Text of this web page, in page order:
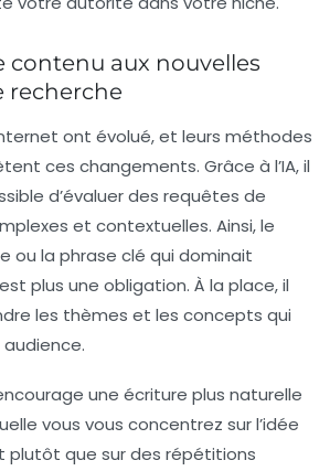
contenu aux nouvelles
recherche
ont évolué, et leurs méthodes
ces changements. Grâce à l’IA, il
d’évaluer des requêtes de
et contextuelles. Ainsi, le
ou la phrase clé qui dominait
plus une obligation. À la place, il
les thèmes et les concepts qui
une écriture plus naturelle
vous vous concentrez sur l’idée
plutôt que sur des répétitions